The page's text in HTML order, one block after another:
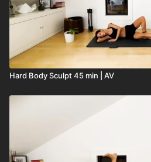
Hard Body Sculpt 45 min | AV